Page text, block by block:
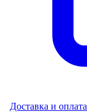
Доставка и оплата